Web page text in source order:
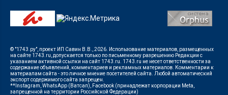
© "1743.ру", проект ИП Савин В.В., 2026. Использование материалов, размещенных
на сайте 1743.ru, допускается только по письменному разрешению Редакции с
указанием активной ссылки на сайт 1743.ru. 1743.ru не несет ответственности за
содержание объявлений, комментариев и рекламных материалов. Комментарии к
материалам сайта - это личное мнение посетителей сайта. Любой автоматический
экспорт содержимого сайта запрещен.
**Instagram, WhatsApp (Ватсап), Facebook (принадлежат корпорации Meta,
запрещенной на территории Российской Федерации)